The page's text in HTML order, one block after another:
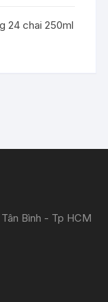
24 chai 250ml
Bình - Tp HCM